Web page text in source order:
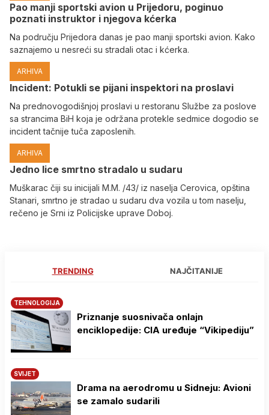
Pao manji sportski avion u Prijedoru, poginuo
poznati instruktor i njegova kćerka
Na području Prijedora danas je pao manji sportski avion. Kako
saznajemo u nesreći su stradali otac i kćerka.
ARHIVA
Incident: Potukli se pijani inspektori na proslavi
Na prednovogodišnjoj proslavi u restoranu Službe za poslove
sa strancima BiH koja je održana protekle sedmice dogodio se
incident tačnije tuča zaposlenih.
ARHIVA
Јedno lice smrtno stradalo u sudaru
Muškarac čiji su inicijali M.M. /43/ iz naselja Cerovica, opština
Stanari, smrtno je stradao u sudaru dva vozila u tom naselju,
rečeno je Srni iz Policijske uprave Doboj.
TRENDING NAJČITANIJE
TEHNOLOGIJA
Priznanje suosnivača onlajn
enciklopedije: CIA uređuje “Vikipediju”
SVIJET
Drama na aerodromu u Sidneju: Avioni
se zamalo sudarili